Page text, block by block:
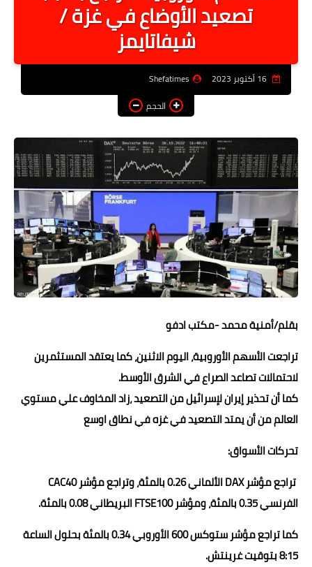
أخبار الرياصة
الطب البديل
منوعات
خدمات
اخبار فنيه
التعليم
الطقس
معلومه قانونيه
تكنولوجيا المعلومات
خدمات
الصحه والجمال
فن المطبخ
تصعيد الأوضاع في غزة /
شيفاتايمز
16 أكتوبر 2023
Shefatimes
الحجم
بقلم/أمنية محمد -مكتب ادفو
تراجعت الأسهم الأوروبية، اليوم الاثنين، كما يعتقد المستثمرين
لاحتمالات تصاعد الصراع في الشرق الأوسط.
كما أن تحذير إيران لإسرائيل من التصعيد ،زاد المخاوف علي مستوي
العالم من أن يمتد التصعيد في غزه في نطاق اوسع
تحركات الأسواق:
تراجع مؤشر DAX الألماني 0.26 بالمئة، وتراجع مؤشر CAC40
الفرنسي 0.35 بالمئة، ومؤشر FTSE100 البريطاني 0.08 بالمئة.
كما تراجع مؤشر ستوكس 600 الأوروبي 0.34 بالمئة بحلول الساعة
8:15 بتوقيت غرينتش.